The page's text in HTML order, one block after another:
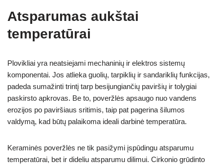
Atsparumas aukštai
temperatūrai
Plovikliai yra neatsiejami mechaninių ir elektros sistemų
komponentai. Jos atlieka guolių, tarpiklių ir sandariklių funkcijas,
padeda sumažinti trintį tarp besijungiančių paviršių ir tolygiai
paskirsto apkrovas. Be to, poveržlės apsaugo nuo vandens
erozijos po paviršiaus sritimis, taip pat pagerina šilumos
valdymą, kad būtų palaikoma ideali darbinė temperatūra.
Keraminės poveržlės ne tik pasižymi įspūdingu atsparumu
temperatūrai, bet ir dideliu atsparumu dilimui. Cirkonio grūdinto